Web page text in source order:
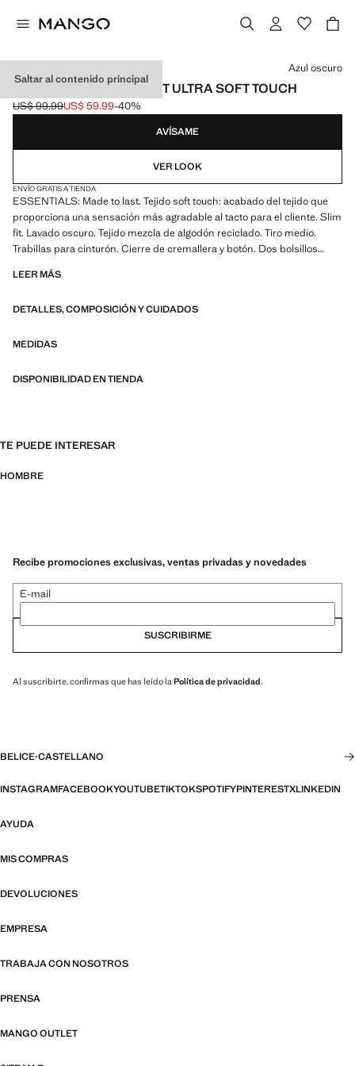
Saltar al contenido principal
JEANS PATRICK SLIM FIT ULTRA SOFT TOUCH
Precio inicial tachado [US$ 99.99 ]
US$ 99.99
Precio actual [US$ 59.99 ]
US$ 59.99-40%
Selecciona un color
Azul oscuro
AVÍSAME
VER LOOK
ENVÍO GRATIS A TIENDA
ESSENTIALS: Made to last. Tejido soft touch: acabado del tejido que
proporciona una sensación más agradable al tacto para el cliente. Slim
fit. Lavado oscuro. Tejido mezcla de algodón reciclado. Tiro medio.
Trabillas para cinturón. Cierre de cremallera y botón. Dos bolsillos
posterior. Estilo tejano vaquero
LEER MÁS
DETALLES, COMPOSICIÓN Y CUIDADOS
MEDIDAS
DISPONIBILIDAD EN TIENDA
TE PUEDE INTERESAR
HOMBRE
Recibe promociones exclusivas, ventas privadas y novedades
E-mail
SUSCRIBIRME
Al suscribirte, confirmas que has leído la Política de privacidad.
BELICE·CASTELLANO
INSTAGRAMFACEBOOKYOUTUBETIKTOKSPOTIFYPINTERESTXLINKEDIN
AYUDA
MIS COMPRAS
DEVOLUCIONES
EMPRESA
TRABAJA CON NOSOTROS
PRENSA
MANGO OUTLET